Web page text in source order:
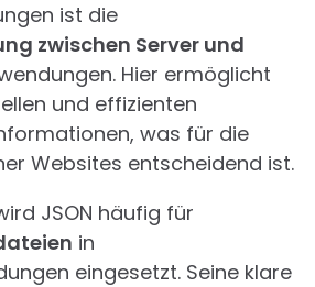
ist die
zwischen Server und
Hier ermöglicht
und effizienten
was für die
Websites entscheidend ist.
JSON häufig für
in
eingesetzt. Seine klare